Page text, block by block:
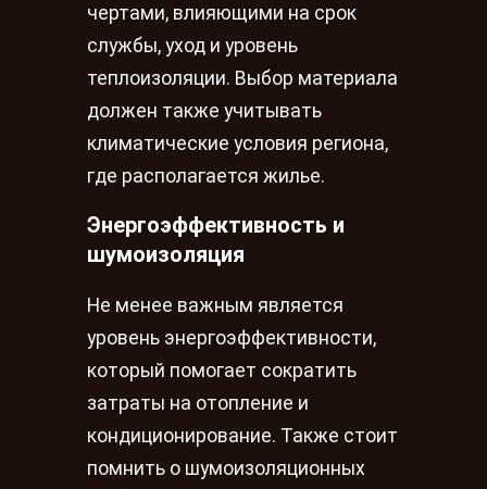
чертами, влияющими на срок
службы, уход и уровень
теплоизоляции. Выбор материала
должен также учитывать
климатические условия региона,
где располагается жилье.
Энергоэффективность и
шумоизоляция
Не менее важным является
уровень энергоэффективности,
который помогает сократить
затраты на отопление и
кондиционирование. Также стоит
помнить о шумоизоляционных